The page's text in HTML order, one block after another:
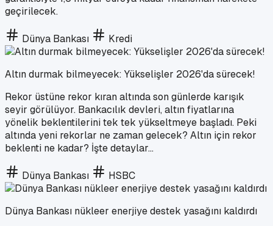
geçirilecek.
Dünya Bankası Kredi
Altın durmak bilmeyecek: Yükselişler 2026'da sürecek!
Rekor üstüne rekor kıran altında son günlerde karışık
seyir görülüyor. Bankacılık devleri, altın fiyatlarına
yönelik beklentilerini tek tek yükseltmeye başladı. Peki
altında yeni rekorlar ne zaman gelecek? Altın için rekor
beklenti ne kadar? İşte detaylar...
Dünya Bankası HSBC
Dünya Bankası nükleer enerjiye destek yasağını kaldırdı